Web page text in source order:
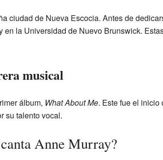
ciudad de Nueva Escocia. Antes de
en la Universidad de Nuevo Brunswick.
musical
álbum, What About Me. Este fue el inicio
su talento vocal.
Anne Murray?